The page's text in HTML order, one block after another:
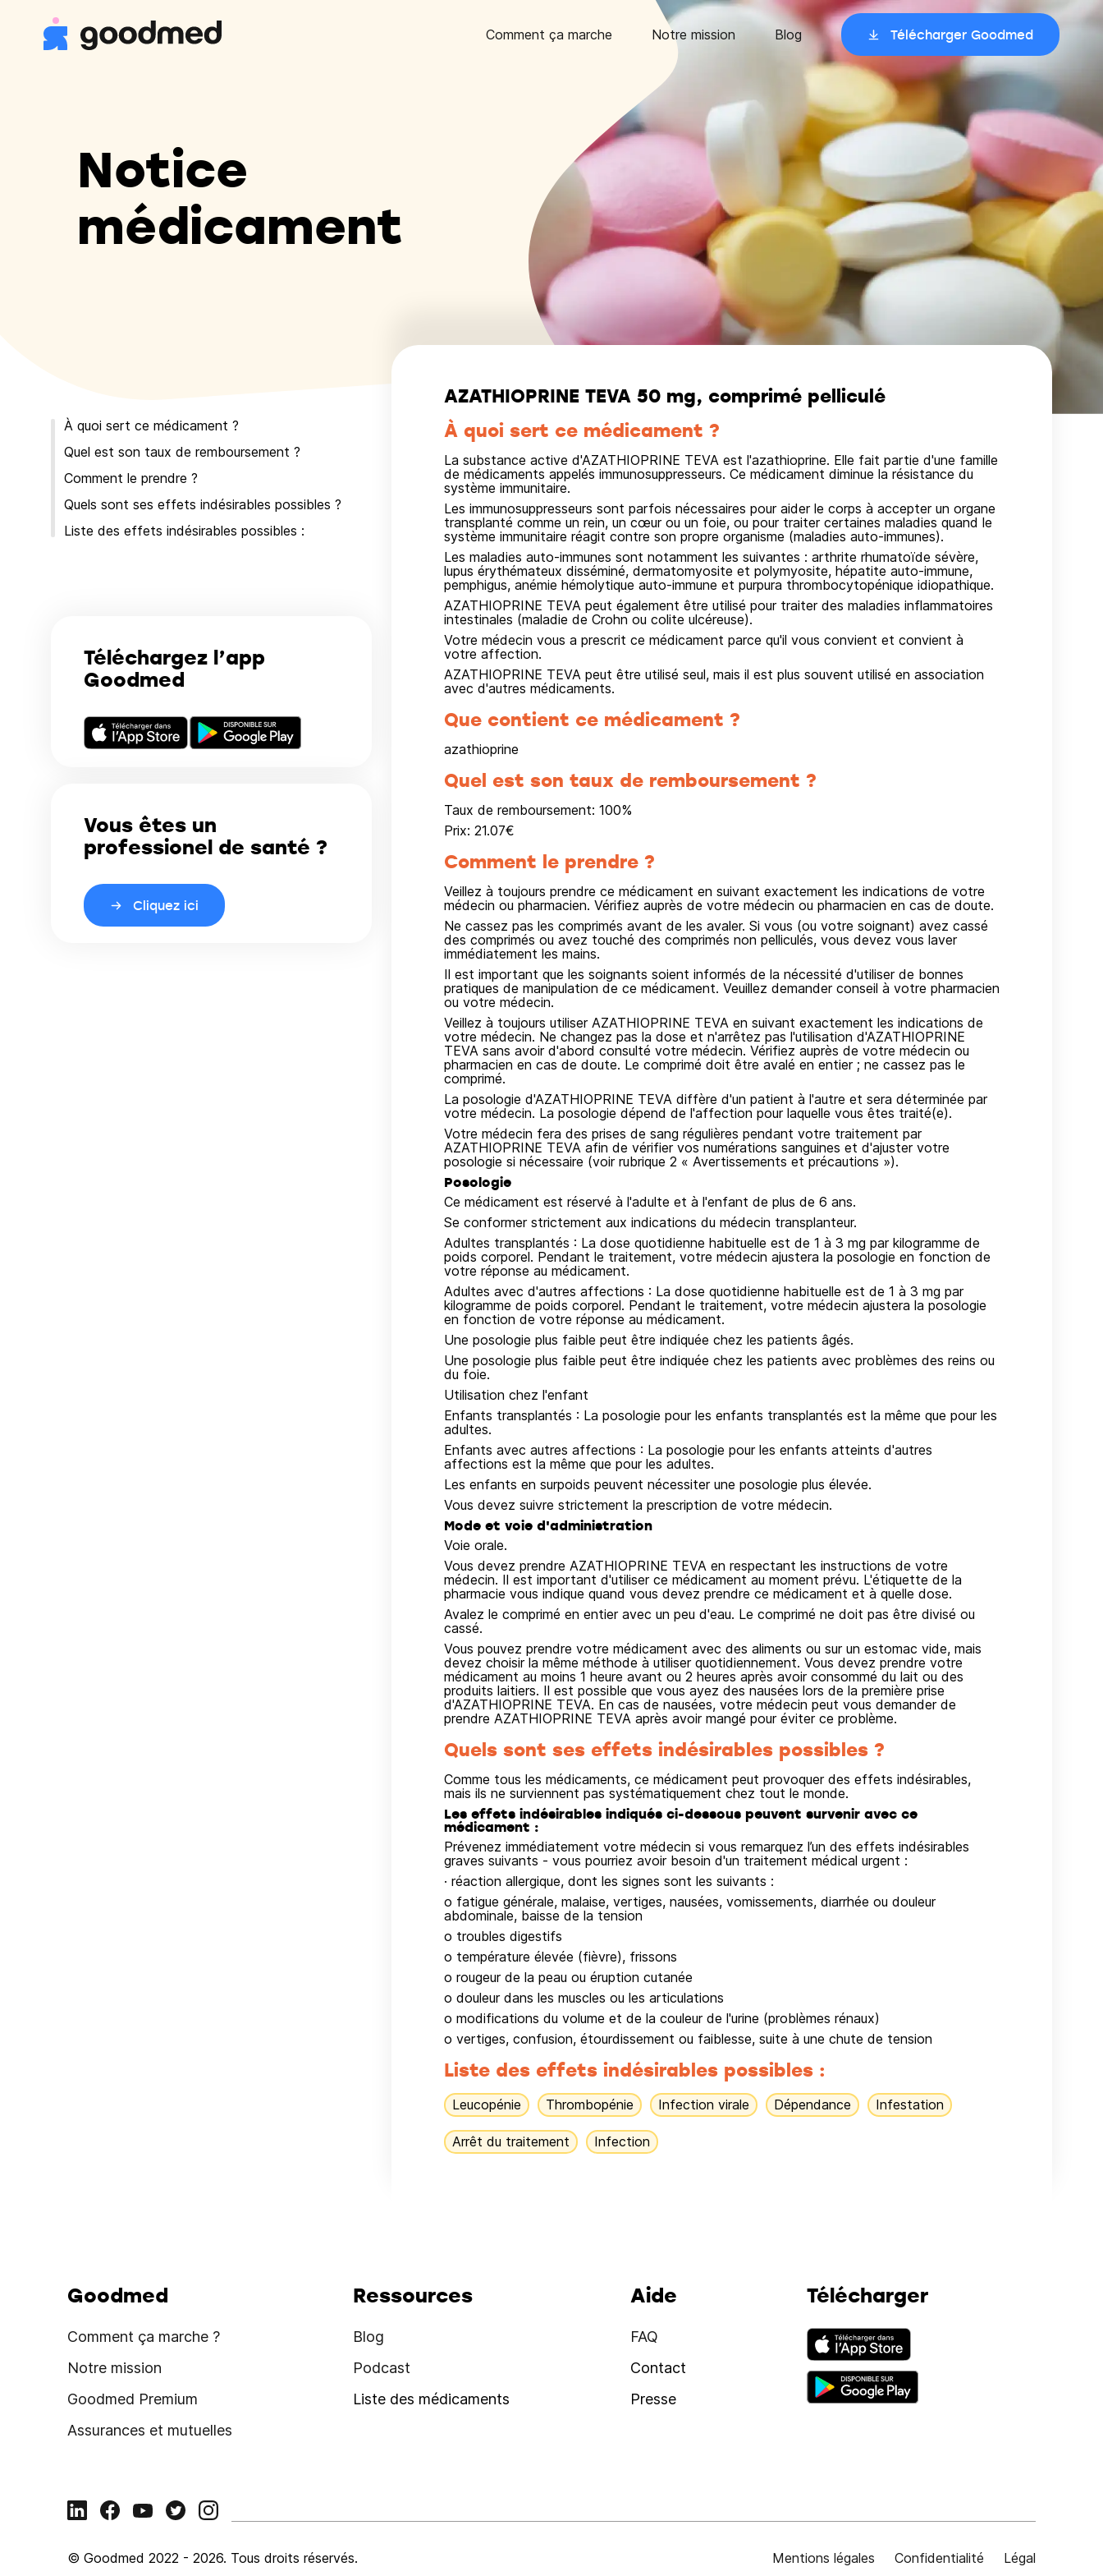
Comment ça marche Notre mission Blog Télécharger Goodmed
Notice
médicament
À quoi sert ce médicament ?
Quel est son taux de remboursement ?
Comment le prendre ?
Quels sont ses effets indésirables possibles ?
Liste des effets indésirables possibles :
Téléchargez l’app
Goodmed
Vous êtes un
professionel de santé ?
Cliquez ici
AZATHIOPRINE TEVA 50 mg, comprimé pelliculé
À quoi sert ce médicament ?
La substance active d'AZATHIOPRINE TEVA est l'azathioprine. Elle fait partie d'une famille
de médicaments appelés immunosuppresseurs. Ce médicament diminue la résistance du
système immunitaire.
Les immunosuppresseurs sont parfois nécessaires pour aider le corps à accepter un organe
transplanté comme un rein, un cœur ou un foie, ou pour traiter certaines maladies quand le
système immunitaire réagit contre son propre organisme (maladies auto-immunes).
Les maladies auto-immunes sont notamment les suivantes : arthrite rhumatoïde sévère,
lupus érythémateux disséminé, dermatomyosite et polymyosite, hépatite auto-immune,
pemphigus, anémie hémolytique auto-immune et purpura thrombocytopénique idiopathique.
AZATHIOPRINE TEVA peut également être utilisé pour traiter des maladies inflammatoires
intestinales (maladie de Crohn ou colite ulcéreuse).
Votre médecin vous a prescrit ce médicament parce qu'il vous convient et convient à
votre affection.
AZATHIOPRINE TEVA peut être utilisé seul, mais il est plus souvent utilisé en association
avec d'autres médicaments.
Que contient ce médicament ?
azathioprine
Quel est son taux de remboursement ?
Taux de remboursement: 100%
Prix: 21.07€
Comment le prendre ?
Veillez à toujours prendre ce médicament en suivant exactement les indications de votre
médecin ou pharmacien. Vérifiez auprès de votre médecin ou pharmacien en cas de doute.
Ne cassez pas les comprimés avant de les avaler. Si vous (ou votre soignant) avez cassé
des comprimés ou avez touché des comprimés non pelliculés, vous devez vous laver
immédiatement les mains.
Il est important que les soignants soient informés de la nécessité d'utiliser de bonnes
pratiques de manipulation de ce médicament. Veuillez demander conseil à votre pharmacien
ou votre médecin.
Veillez à toujours utiliser AZATHIOPRINE TEVA en suivant exactement les indications de
votre médecin. Ne changez pas la dose et n'arrêtez pas l'utilisation d'AZATHIOPRINE
TEVA sans avoir d'abord consulté votre médecin. Vérifiez auprès de votre médecin ou
pharmacien en cas de doute. Le comprimé doit être avalé en entier ; ne cassez pas le
comprimé.
La posologie d'AZATHIOPRINE TEVA diffère d'un patient à l'autre et sera déterminée par
votre médecin. La posologie dépend de l'affection pour laquelle vous êtes traité(e).
Votre médecin fera des prises de sang régulières pendant votre traitement par
AZATHIOPRINE TEVA afin de vérifier vos numérations sanguines et d'ajuster votre
posologie si nécessaire (voir rubrique 2 « Avertissements et précautions »).
Posologie
Ce médicament est réservé à l'adulte et à l'enfant de plus de 6 ans.
Se conformer strictement aux indications du médecin transplanteur.
Adultes transplantés : La dose quotidienne habituelle est de 1 à 3 mg par kilogramme de
poids corporel. Pendant le traitement, votre médecin ajustera la posologie en fonction de
votre réponse au médicament.
Adultes avec d'autres affections : La dose quotidienne habituelle est de 1 à 3 mg par
kilogramme de poids corporel. Pendant le traitement, votre médecin ajustera la posologie
en fonction de votre réponse au médicament.
Une posologie plus faible peut être indiquée chez les patients âgés.
Une posologie plus faible peut être indiquée chez les patients avec problèmes des reins ou
du foie.
Utilisation chez l'enfant
Enfants transplantés : La posologie pour les enfants transplantés est la même que pour les
adultes.
Enfants avec autres affections : La posologie pour les enfants atteints d'autres
affections est la même que pour les adultes.
Les enfants en surpoids peuvent nécessiter une posologie plus élevée.
Vous devez suivre strictement la prescription de votre médecin.
Mode et voie d'administration
Voie orale.
Vous devez prendre AZATHIOPRINE TEVA en respectant les instructions de votre
médecin. Il est important d'utiliser ce médicament au moment prévu. L'étiquette de la
pharmacie vous indique quand vous devez prendre ce médicament et à quelle dose.
Avalez le comprimé en entier avec un peu d'eau. Le comprimé ne doit pas être divisé ou
cassé.
Vous pouvez prendre votre médicament avec des aliments ou sur un estomac vide, mais
devez choisir la même méthode à utiliser quotidiennement. Vous devez prendre votre
médicament au moins 1 heure avant ou 2 heures après avoir consommé du lait ou des
produits laitiers. Il est possible que vous ayez des nausées lors de la première prise
d'AZATHIOPRINE TEVA. En cas de nausées, votre médecin peut vous demander de
prendre AZATHIOPRINE TEVA après avoir mangé pour éviter ce problème.
Quels sont ses effets indésirables possibles ?
Comme tous les médicaments, ce médicament peut provoquer des effets indésirables,
mais ils ne surviennent pas systématiquement chez tout le monde.
Les effets indésirables indiqués ci-dessous peuvent survenir avec ce
médicament :
Prévenez immédiatement votre médecin si vous remarquez l’un des effets indésirables
graves suivants - vous pourriez avoir besoin d'un traitement médical urgent :
· réaction allergique, dont les signes sont les suivants :
o fatigue générale, malaise, vertiges, nausées, vomissements, diarrhée ou douleur
abdominale, baisse de la tension
o troubles digestifs
o température élevée (fièvre), frissons
o rougeur de la peau ou éruption cutanée
o douleur dans les muscles ou les articulations
o modifications du volume et de la couleur de l'urine (problèmes rénaux)
o vertiges, confusion, étourdissement ou faiblesse, suite à une chute de tension
Liste des effets indésirables possibles :
Leucopénie Thrombopénie Infection virale Dépendance Infestation
Arrêt du traitement Infection
Goodmed
Comment ça marche ?
Notre mission
Goodmed Premium
Assurances et mutuelles
Ressources
Blog
Podcast
Liste des médicaments
Aide
FAQ
Contact
Presse
Télécharger
Mentions légales Confidentialité Légal
© Goodmed 2022 - 2026. Tous droits réservés.